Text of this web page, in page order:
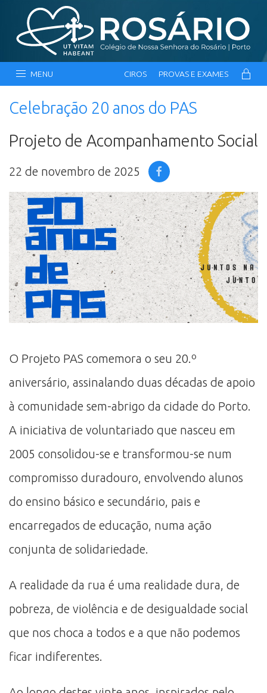
MENU CIROS PROVAS E EXAMES
Celebração 20 anos do PAS
Projeto de Acompanhamento Social
22 de novembro de 2025
O Projeto PAS comemora o seu 20.º
aniversário, assinalando duas décadas de apoio
à comunidade sem-abrigo da cidade do Porto.
A iniciativa de voluntariado que nasceu em
2005 consolidou-se e transformou-se num
compromisso duradouro, envolvendo alunos
do ensino básico e secundário, pais e
encarregados de educação, numa ação
conjunta de solidariedade.
A realidade da rua é uma realidade dura, de
pobreza, de violência e de desigualdade social
que nos choca a todos e a que não podemos
ficar indiferentes.